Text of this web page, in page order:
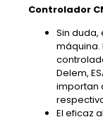
Controlador
Sin
máquina.
Delem,
importan
El eficaz